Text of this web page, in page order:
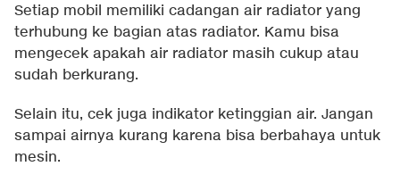
Setiap mobil memiliki cadangan air radiator yang
terhubung ke bagian atas radiator. Kamu bisa
mengecek apakah air radiator masih cukup atau
sudah berkurang.
Selain itu, cek juga indikator ketinggian air. Jangan
sampai airnya kurang karena bisa berbahaya untuk
mesin.